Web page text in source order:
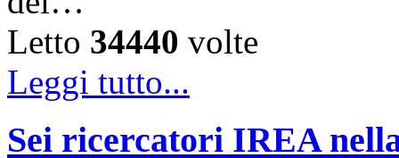
Letto 34440 volte
Leggi tutto...
Sei ricercatori IREA